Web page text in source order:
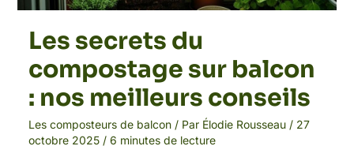
Les secrets du
compostage sur balcon
: nos meilleurs conseils
Les composteurs de balcon/ Par Élodie Rousseau / 27
octobre 2025 / 6 minutes de lecture